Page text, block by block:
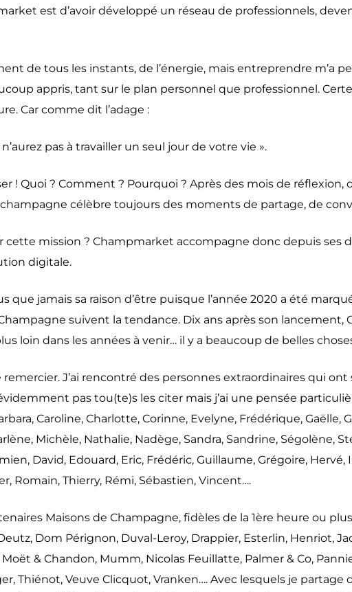
est d’avoir développé un réseau de professionnels,
de tous les instants, de l’énergie, mais entreprendre m’a
appris, tant sur le plan personnel que professionnel.
Car comme dit l’adage :
pas à travailler un seul jour de votre vie ».
! Quoi ? Comment ? Pourquoi ? Après des mois de réflexion,
célèbre toujours des moments de partage, de
mission ? Champmarket accompagne donc depuis ses
digitale.
jamais sa raison d’être puisque l’année 2020 a été
suivent la tendance. Dix ans après son lancement,
loin dans les années à venir… il y a beaucoup de belles
J’ai rencontré des personnes extraordinaires qui
pas tou(te)s les citer mais j’ai une pensée
Caroline, Charlotte, Corinne, Evelyne, Frédérique, Gaëlle,
Michèle, Nathalie, Nadège, Sandra, Sandrine, Ségolène,
David, Edouard, Eric, Frédéric, Guillaume, Grégoire, Hervé,
Romain, Thierry, Rémi, Sébastien, Vincent….
Maisons de Champagne, fidèles de la 1ère heure ou
Dom Pérignon, Duval-Leroy, Drappier, Esterlin, Henriot,
& Chandon, Mumm, Nicolas Feuillatte, Palmer & Co,
Thiénot, Veuve Clicquot, Vranken…. Avec lesquels je partage